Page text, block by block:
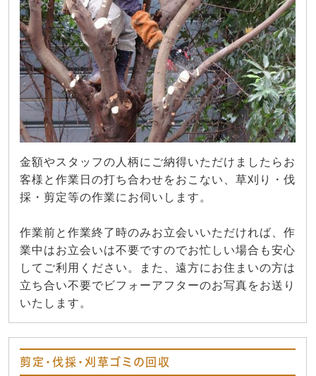
金額やスタッフの人柄にご納得いただけましたらお
客様と作業日の打ち合わせをおこない、草刈り・伐
採・剪定等の作業にお伺いします。
作業前と作業終了時のみお立会いいただければ、作
業中はお立会いは不要ですのでお忙しい場合も安心
してご利用ください。また、遠方にお住まいの方は
立ち合い不要でビフォーアフターのお写真をお送り
いたします。
剪定・伐採・刈草ゴミの回収